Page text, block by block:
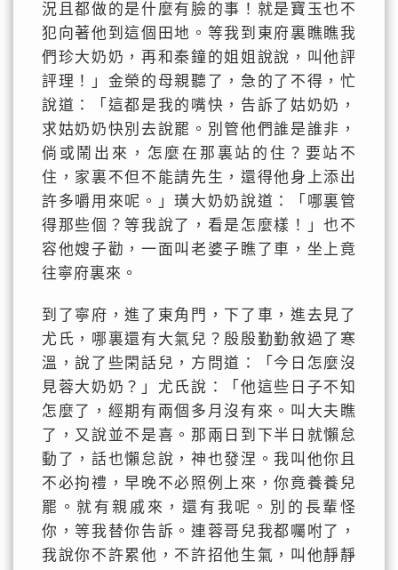
況且都做的是什麼有臉的事！就是寶玉也不
犯向著他到這個田地。等我到東府裏瞧瞧我
們珍大奶奶，再和秦鐘的姐姐說說，叫他評
評理！」金榮的母親聽了，急的了不得，忙
說道：「這都是我的嘴快，告訴了姑奶奶，
求姑奶奶快別去說罷。別管他們誰是誰非，
倘或鬧出來，怎麼在那裏站的住？要站不
住，家裏不但不能請先生，還得他身上添出
許多嚼用來呢。」璜大奶奶說道：「哪裏管
得那些個？等我說了，看是怎麼樣！」也不
容他嫂子勸，一面叫老婆子瞧了車，坐上竟
往寧府裏來。
到了寧府，進了東角門，下了車，進去見了
尤氏，哪裏還有大氣兒？殷殷勤勤敘過了寒
溫，說了些閑話兒，方問道：「今日怎麼沒
見蓉大奶奶？」尤氏說：「他這些日子不知
怎麼了，經期有兩個多月沒有來。叫大夫瞧
了，又說並不是喜。那兩日到下半日就懶怠
動了，話也懶怠說，神也發涅。我叫他你且
不必拘禮，早晚不必照例上來，你竟養養兒
罷。就有親戚來，還有我呢。別的長輩怪
你，等我替你告訴。連蓉哥兒我都囑咐了，
我說你不許累他，不許招他生氣，叫他靜靜